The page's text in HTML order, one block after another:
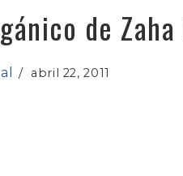
de Zaha
/abril 22, 2011